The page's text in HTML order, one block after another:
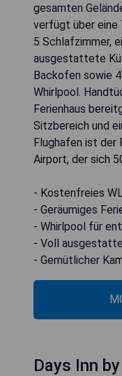
gesamten
verfügt über eine
5 Schlafzimmer,
ausgestattete
Backofen sowie
Whirlpool.
Ferienhaus
Sitzbereich und
Flughafen ist der
Airport, der sich
- Kostenfreies
- Geräumiges
- Whirlpool für
- Voll
- Gemütlicher
Days Inn